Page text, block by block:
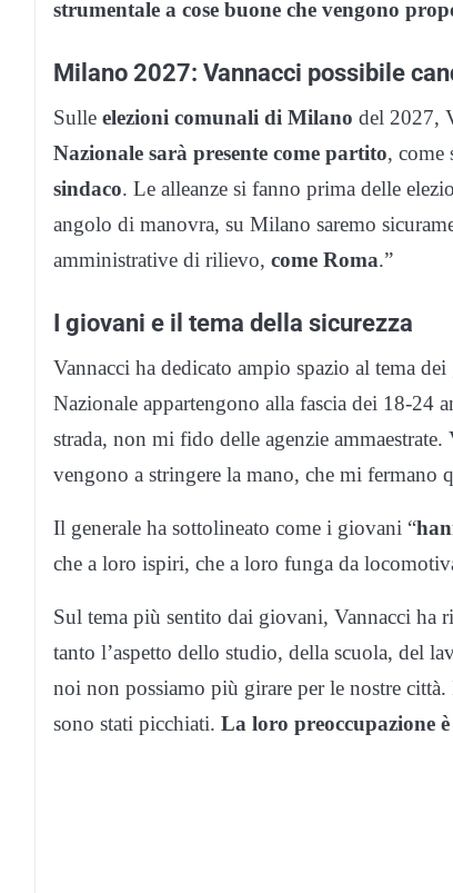
strumentale a cose buone che vengono
Milano 2027: Vannacci possibile
Sulle elezioni comunali di Milano del 2027,
Nazionale sarà presente come partito, come
sindaco. Le alleanze si fanno prima delle
angolo di manovra, su Milano saremo
amministrative di rilievo, come Roma.”
I giovani e il tema della sicurezza
Vannacci ha dedicato ampio spazio al tema
Nazionale appartengono alla fascia dei 18-
strada, non mi fido delle agenzie
vengono a stringere la mano, che mi fermano
Il generale ha sottolineato come i giovani “
che a loro ispiri, che a loro funga da
Sul tema più sentito dai giovani, Vannacci ha
tanto l’aspetto dello studio, della scuola, del
noi non possiamo più girare per le nostre
sono stati picchiati. La loro preoccupazione è